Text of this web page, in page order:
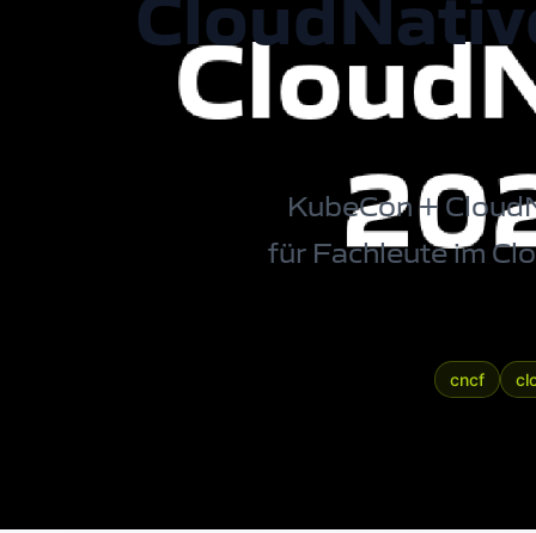
KubeCon +
für Fachleute im
cncf